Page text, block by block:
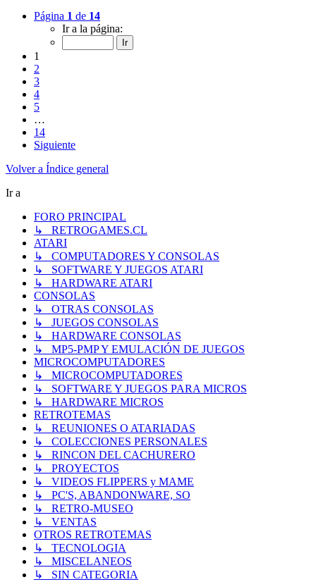
Página 1 de 14
Ir a la página:
1
2
3
4
5
…
14
Siguiente
Volver a Índice general
Ir a
FORO PRINCIPAL
↳ RETROGAMES.CL
ATARI
↳ COMPUTADORES Y CONSOLAS
↳ SOFTWARE Y JUEGOS ATARI
↳ HARDWARE ATARI
CONSOLAS
↳ OTRAS CONSOLAS
↳ JUEGOS CONSOLAS
↳ HARDWARE CONSOLAS
↳ MP5-PMP Y EMULACIÓN DE JUEGOS
MICROCOMPUTADORES
↳ MICROCOMPUTADORES
↳ SOFTWARE Y JUEGOS PARA MICROS
↳ HARDWARE MICROS
RETROTEMAS
↳ REUNIONES O ATARIADAS
↳ COLECCIONES PERSONALES
↳ RINCON DEL CACHURERO
↳ PROYECTOS
↳ VIDEOS FLIPPERS y MAME
↳ PC'S, ABANDONWARE, SO
↳ RETRO-MUSEO
↳ VENTAS
OTROS RETROTEMAS
↳ TECNOLOGIA
↳ MISCELANEOS
↳ SIN CATEGORIA